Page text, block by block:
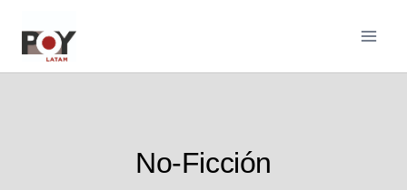
contenido
No-Ficción